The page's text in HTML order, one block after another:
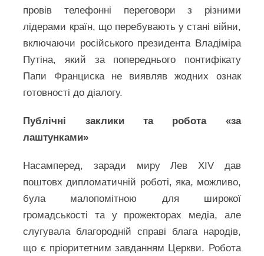
провів телефонні переговори з різними
лідерами країн, що перебувають у стані війни,
включаючи російського президента Владіміра
Путіна, який за попереднього понтифікату
Папи Франциска не виявляв жодних ознак
готовності до діалогу.
Публічні заклики та робота «за
лаштунками»
Насамперед, заради миру Лев XIV дав
поштовх дипломатичній роботі, яка, можливо,
була малопомітною для широкої
громадськості та у прожекторах медіа, але
слугувала благородній справі блага народів,
що є пріоритетним завданням Церкви. Робота